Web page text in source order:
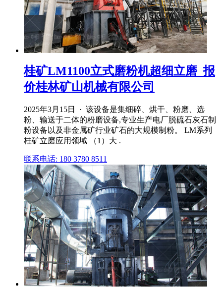
桂矿LM1100立式磨粉机超细立磨_报
价桂林矿山机械有限公司
2025年3月15日 · 该设备是集细碎、烘干、粉磨、选
粉、输送于二体的粉磨设备,专业生产电厂脱硫石灰石制
粉设备以及非金属矿行业矿石的大规模制粉。 LM系列
桂矿立磨应用领域 （1）大 .
联系电话: 180 3780 8511